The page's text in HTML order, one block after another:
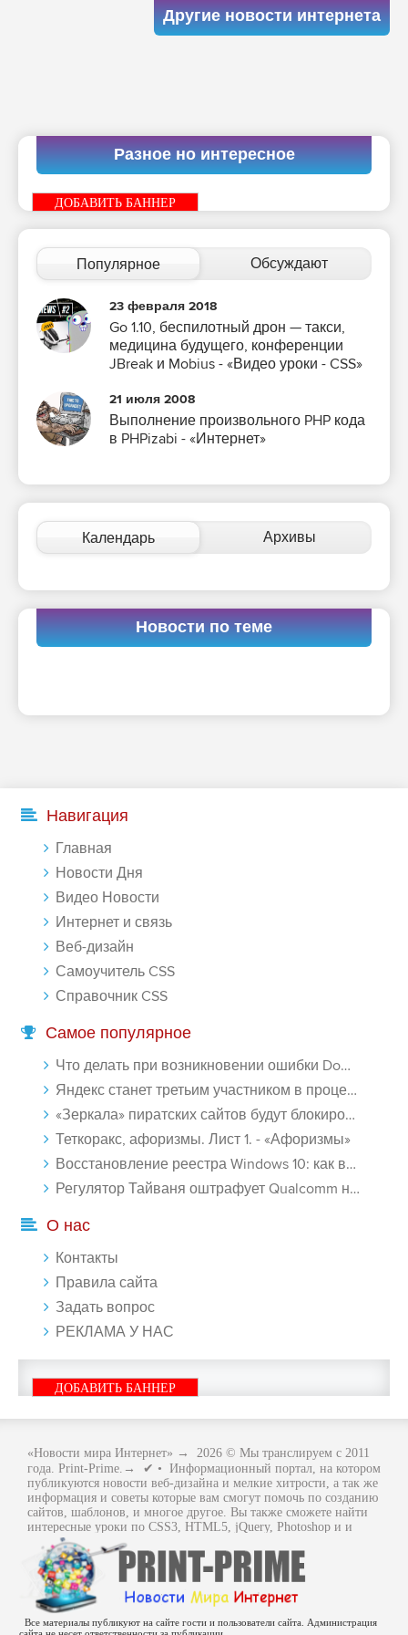
Другие новости интернета
Разное но интересное
ДОБАВИТЬ БАННЕР
Популярное Обсуждают
23 февраля 2018
Go 1.10, беспилотный дрон — такси,
медицина будущего, конференции
JBreak и Mobius - «Видео уроки - CSS»
21 июля 2008
Выполнение произвольного PHP кода
в PHPizabi - «Интернет»
Календарь Архивы
Новости по теме
Навигация
Главная
Новости Дня
Видео Новости
Интернет и связь
Веб-дизайн
Самоучитель CSS
Справочник CSS
Самое популярное
Что делать при возникновении ошибки Download interrupted в Chrome - «Windows»
Яндекс станет третьим участником в процессе ФАС против Google - «Интернет»
«Зеркала» пиратских сайтов будут блокироваться! - «Интернет»
Теткоракс, афоризмы. Лист 1. - «Афоризмы»
Восстановление реестра Windows 10: как восстановить реестр Виндовс 10 - «Windows»
Регулятор Тайваня оштрафует Qualcomm на $774 млн - «Новости сети»
О нас
Контакты
Правила сайта
Задать вопрос
РЕКЛАМА У НАС
ДОБАВИТЬ БАННЕР
«Новости мира Интернет» → 2026 © Мы транслируем с 2011
года. Print-Prime.→ ✔ • Информационный портал, на котором
публикуются новости веб-дизайна и мелкие хитрости, а так же
информация и советы которые вам смогут помочь по созданию
сайтов, шаблонов, и многое другое. Вы также сможете найти
интересные уроки по CSS3, HTML5, jQuery, Photoshop и и
многое другое, интересное, с интернет мира. Вся информация
размещенная на сайте предназначена исключительно в
ознакомительных целях и ошибки в учении не кто не отменял
.. Как говориться - "Не бойся, когда не знаешь: страшно, когда
знать не хочется.
Все материалы публикуют на сайте гости и пользователи сайта. Администрация